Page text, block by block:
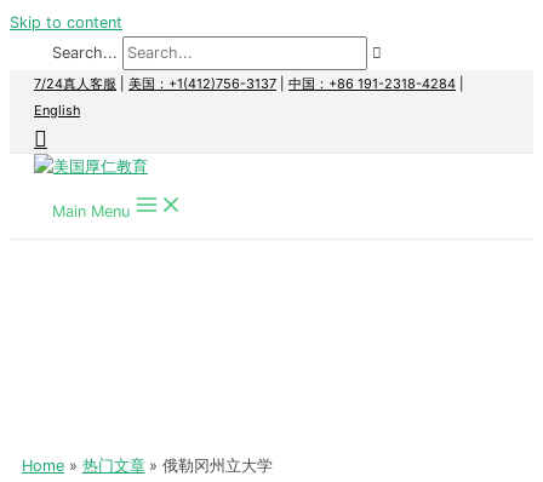
Skip to content
Search...
7/24真人客服 美国：+1(412)756-3137 中国：+86 191-2318-4284
English
Main Menu
Home 热门文章 俄勒冈州立大学